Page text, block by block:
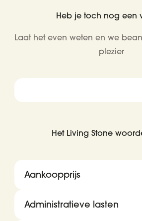
Heb je toch nog een
Laat het even weten en we
plezier
Het Living Stone
Aankoopprijs
Administratieve lasten